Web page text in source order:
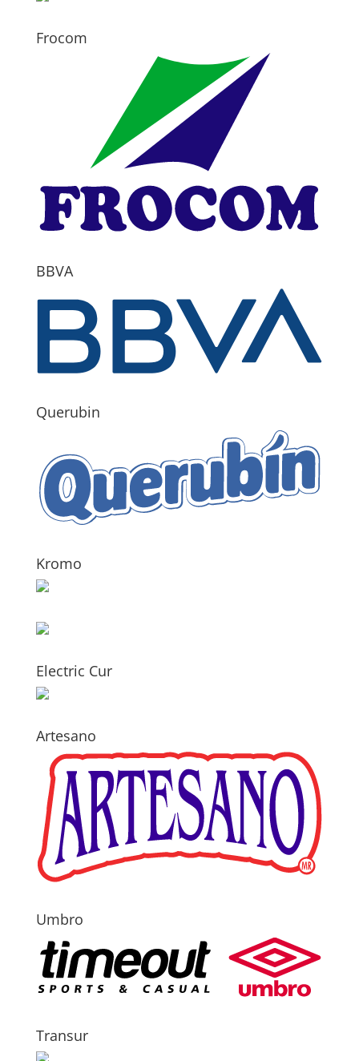
Frocom
BBVA
Querubin
Kromo
Electric Cur
Artesano
Umbro
Transur